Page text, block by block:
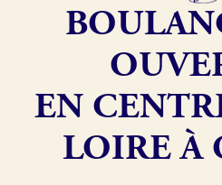
Je suis
Je découvre
Boulangerie
Pourquoi
adhérer à
EN
LOIRE À